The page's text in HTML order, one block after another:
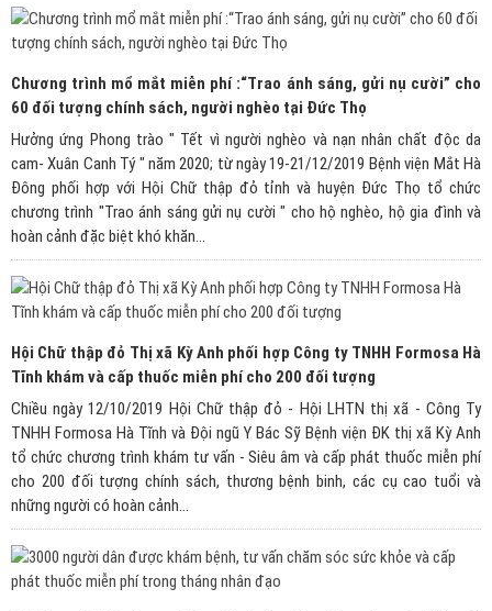
Chương trình mổ mắt miễn phí :“Trao ánh sáng, gửi nụ cười” cho
60 đối tượng chính sách, người nghèo tại Đức Thọ
Hưởng ứng Phong trào " Tết vì người nghèo và nạn nhân chất độc da
cam- Xuân Canh Tý " năm 2020; từ ngày 19-21/12/2019 Bệnh viện Mắt Hà
Đông phối hợp với Hội Chữ thập đỏ tỉnh và huyện Đức Thọ tổ chức
chương trình "Trao ánh sáng gửi nụ cười " cho hộ nghèo, hộ gia đình và
hoàn cảnh đặc biệt khó khăn...
Hội Chữ thập đỏ Thị xã Kỳ Anh phối hợp Công ty TNHH Formosa Hà
Tĩnh khám và cấp thuốc miễn phí cho 200 đối tượng
Chiều ngày 12/10/2019 Hội Chữ thập đỏ - Hội LHTN thị xã - Công Ty
TNHH Formosa Hà Tĩnh và Đội ngũ Y Bác Sỹ Bệnh viện ĐK thị xã Kỳ Anh
tổ chức chương trình khám tư vấn - Siêu âm và cấp phát thuốc miễn phí
cho 200 đối tượng chính sách, thương bệnh binh, các cụ cao tuổi và
những người có hoàn cảnh...